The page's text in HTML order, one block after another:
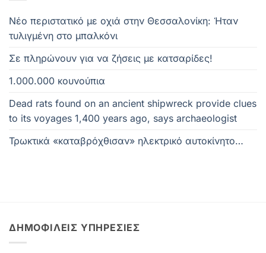
Νέο περιστατικό με οχιά στην Θεσσαλονίκη: Ήταν
τυλιγμένη στο μπαλκόνι
Σε πληρώνουν για να ζήσεις με κατσαρίδες!
1.000.000 κουνούπια
Dead rats found on an ancient shipwreck provide clues
to its voyages 1,400 years ago, says archaeologist
Τρωκτικά «καταβρόχθισαν» ηλεκτρικό αυτοκίνητο…
ΔΗΜΟΦΙΛΕΊΣ ΥΠΗΡΕΣΊΕΣ